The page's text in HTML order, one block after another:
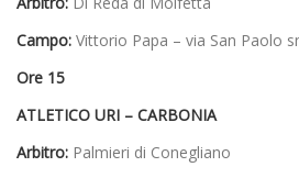
Campo: Vittorio Papa – via San Paolo
Ore 15
ATLETICO URI – CARBONIA
Arbitro: Palmieri di Conegliano